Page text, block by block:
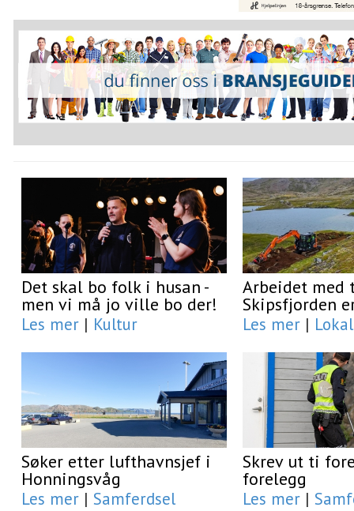
Det skal bo folk i husan -
men vi må jo ville bo der!
Les mer | Kultur
Arbeidet med
Skipsfjorden
Les mer | Lokal
Søker etter lufthavnsjef i
Honningsvåg
Les mer | Samferdsel
Skrev ut ti
forelegg
Les mer |